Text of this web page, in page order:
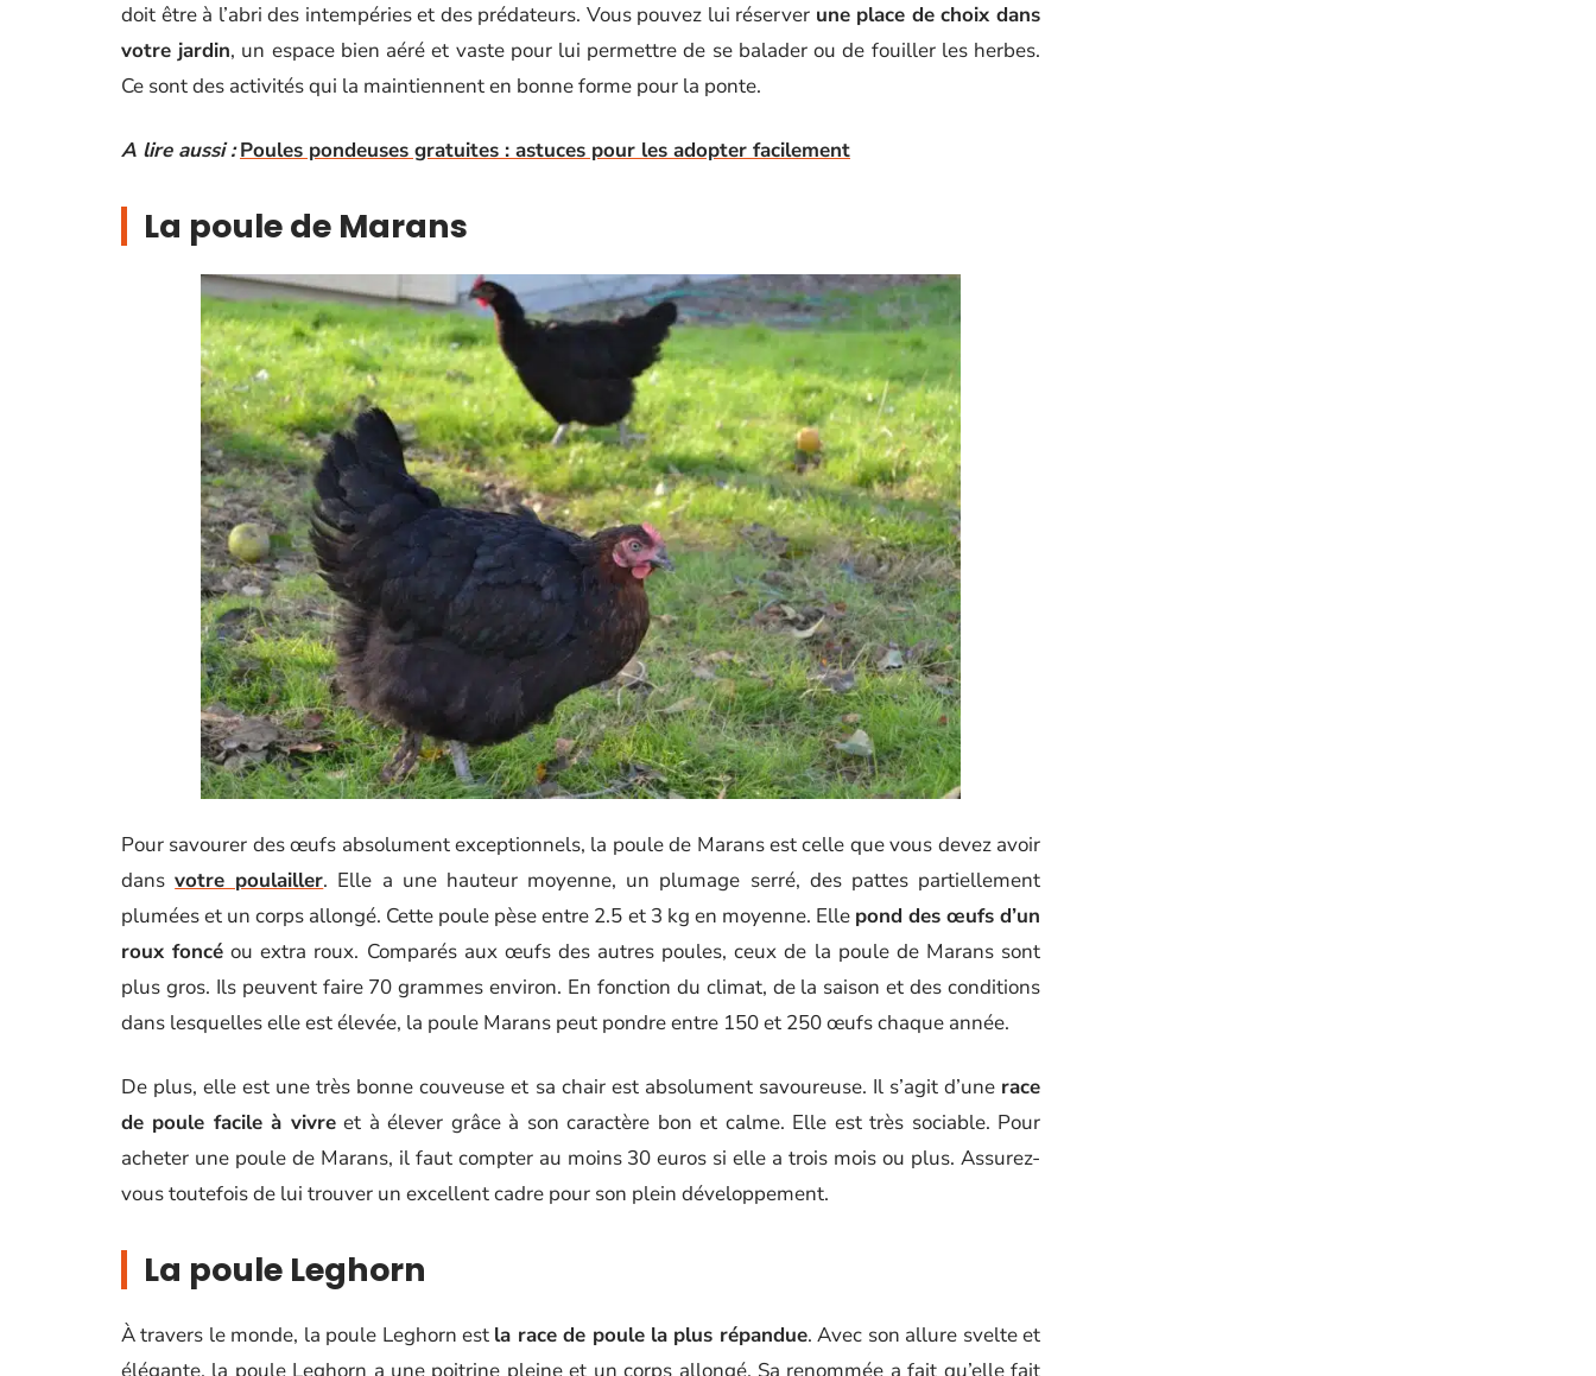
doit être à l’abri des intempéries et des prédateurs. Vous pouvez lui réserver une place de choix dans
votre jardin, un espace bien aéré et vaste pour lui permettre de se balader ou de fouiller les herbes.
Ce sont des activités qui la maintiennent en bonne forme pour la ponte.
A lire aussi : Poules pondeuses gratuites : astuces pour les adopter facilement
La poule de Marans
Pour savourer des œufs absolument exceptionnels, la poule de Marans est celle que vous devez avoir
dansvotre poulailler. Elle a une hauteur moyenne, un plumage serré, des pattes partiellement
plumées et un corps allongé. Cette poule pèse entre 2.5 et 3 kg en moyenne. Elle pond des œufs d’un
roux foncé ou extra roux. Comparés aux œufs des autres poules, ceux de la poule de Marans sont
plus gros. Ils peuvent faire 70 grammes environ. En fonction du climat, de la saison et des conditions
dans lesquelles elle est élevée, la poule Marans peut pondre entre 150 et 250 œufs chaque année.
De plus, elle est une très bonne couveuse et sa chair est absolument savoureuse. Il s’agit d’une race
de poule facile à vivreet à élever grâce à son caractère bon et calme. Elle est très sociable. Pour
acheter une poule de Marans, il faut compter au moins 30 euros si elle a trois mois ou plus. Assurez-
vous toutefois de lui trouver un excellent cadre pour son plein développement.
La poule Leghorn
À travers le monde, la poule Leghorn est la race de poule la plus répandue. Avec son allure svelte et
élégante, la poule Leghorn a une poitrine pleine et un corps allongé. Sa renommée a fait qu’elle fait